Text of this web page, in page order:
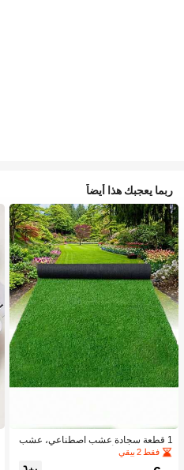
ربما يعجبك هذا أيضاً
1 قطعة سجادة عشب اصطناعي، عشب
مزيف للحديقة، أرضية خارجية لملعب كرة
فقط 2 بيقي